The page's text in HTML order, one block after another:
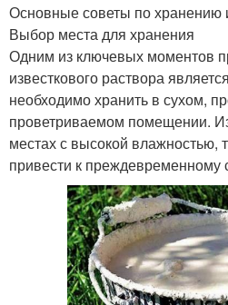
Основные советы по хранению
Выбор места для хранения
Одним из ключевых моментов
известкового раствора
необходимо хранить в сухом,
проветриваемом помещении.
местах с высокой влажностью,
привести к